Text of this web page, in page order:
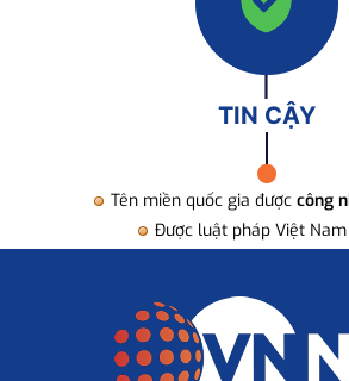
TIN CẬY
Tên miền quốc gia được công
Được luật pháp Việt Nam